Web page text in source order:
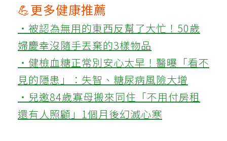
💪更多健康推薦
‧被認為無用的東西反幫了大忙！50歲
婦慶幸沒隨手丟棄的3樣物品
‧健檢血糖正常別安心太早！醫曝「看不
見的隱患」：失智、糖尿病風險大增
‧兒邀84歲寡母搬來同住「不用付房租
還有人照顧」1個月後幻滅心寒